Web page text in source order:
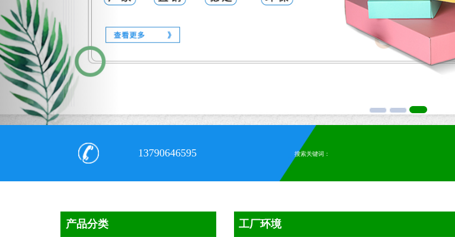
13790646595 搜索关键词：
产品分类 工厂环境